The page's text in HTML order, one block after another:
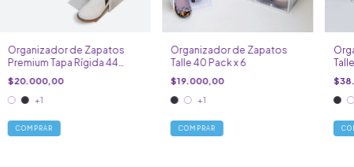
Organizador de Zapatos
Premium Tapa Rígida 44
Pack x 6
$20.000,00
+1
COMPRAR
Organizador de Zapatos
Talle 40 Pack x 6
$19.000,00
+1
COMPRAR